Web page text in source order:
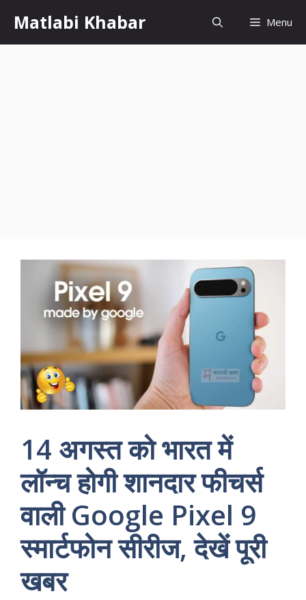
content
Matlabi Khabar Menu
14 अगस्त को भारत में
लॉन्‍च होगी शानदार फीचर्स
वाली Google Pixel 9
स्मार्टफोन सीरीज, देखें पूरी
खबर